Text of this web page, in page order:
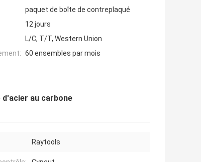
paquet de boîte de contreplaqué
12 jours
L/C, T/T, Western Union
60 ensembles par mois
d'acier au carbone
Raytools